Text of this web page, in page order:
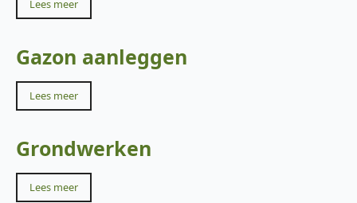
Lees meer
Gazon aanleggen
Lees meer
Grondwerken
Lees meer